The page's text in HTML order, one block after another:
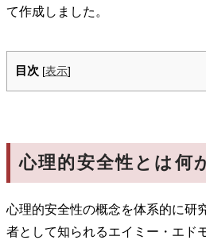
て作成しました。
目次 [表示]
心理的安全性とは何
心理的安全性の概念を体系的に研
者として知られるエイミー・エド